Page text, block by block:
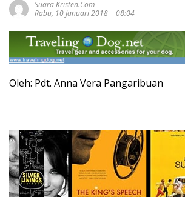
Suara Kristen.com
Rabu, 10 Januari 2018 | 08:04
Oleh: Pdt. Anna Vera Pangaribuan